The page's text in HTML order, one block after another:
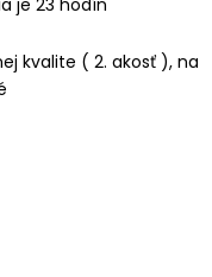
je 23 hodín
kvalite ( 2. akosť ), na